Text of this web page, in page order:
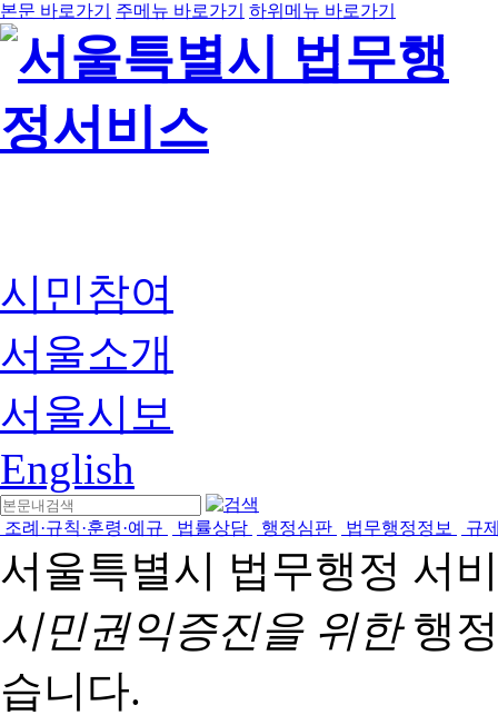
본문 바로가기 주메뉴 바로가기 하위메뉴 바로가기
시민참여
서울소개
서울시보
English
조례·규칙·훈령·예규 법률상담 행정심판 법무행정정보 규
서울특별시 법무행정 서
시민권익증진을 위한행
습니다.